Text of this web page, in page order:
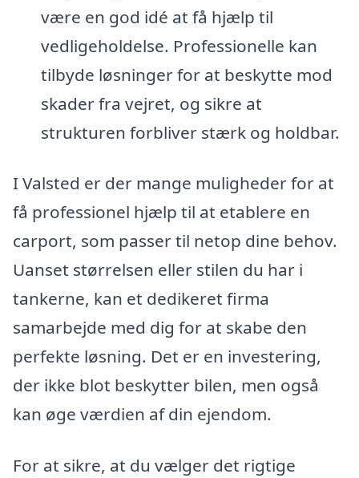
være en god idé at få hjælp til
vedligeholdelse. Professionelle kan
tilbyde løsninger for at beskytte mod
skader fra vejret, og sikre at
strukturen forbliver stærk og holdbar.
I Valsted er der mange muligheder for at
få professionel hjælp til at etablere en
carport, som passer til netop dine behov.
Uanset størrelsen eller stilen du har i
tankerne, kan et dedikeret firma
samarbejde med dig for at skabe den
perfekte løsning. Det er en investering,
der ikke blot beskytter bilen, men også
kan øge værdien af din ejendom.
For at sikre, at du vælger det rigtige